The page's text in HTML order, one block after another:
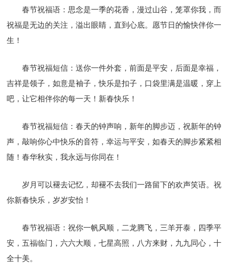
春节祝福语：思念是一季的花香，漫过山谷，笼罩你我，而
祝福是无边的关注，溢出眼睛，直到心底。愿节日的愉快伴你一
生！
春节祝福短信：送你一件外套，前面是平安，后面是幸福，
吉祥是领子，如意是袖子，快乐是扣子，口袋里满是温暖，穿上
吧，让它相伴你的每一天！新春快乐！
春节祝福短信：春天的钟声响，新年的脚步迈，祝新年的钟
声，敲响你心中快乐的音符，幸运与平安，如春天的脚步紧紧相
随！春华秋实，我永远与你同在！
岁月可以褪去记忆，却褪不去我们一路留下的欢声笑语。祝
你新春快乐，岁岁安怡！
春节祝福语：祝你一帆风顺，二龙腾飞，三羊开泰，四季平
安，五福临门，六六大顺，七星高照，八方来财，九九同心，十
全十美。